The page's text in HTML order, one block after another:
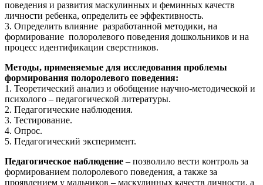
поведения и развития маскулинных и феминных качеств
личности ребенка, определить ее эффективность.
3. Определить влияние разработанной методики, на
формирование полоролевого поведения дошкольников и на
процесс идентификации сверстников.
Методы, применяемые для исследования проблемы
формирования полоролевого поведения:
1. Теоретический анализ и обобщение научно-методической и
психолого – педагогической литературы.
2. Педагогические наблюдения.
3. Тестирование.
4. Опрос.
5. Педагогический эксперимент.
Педагогическое наблюдение – позволило вести контроль за
формированием полоролевого поведения, а также за
проявлением у мальчиков – маскулинных качеств личности, а